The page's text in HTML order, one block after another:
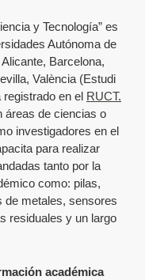
y Tecnología” es
Autónoma de
Barcelona,
València (Estudi
en el RUCT.
áreas de ciencias o
investigadores en el
para realizar
tanto por la
como: pilas,
de metales, sensores
residuales y un largo
académica